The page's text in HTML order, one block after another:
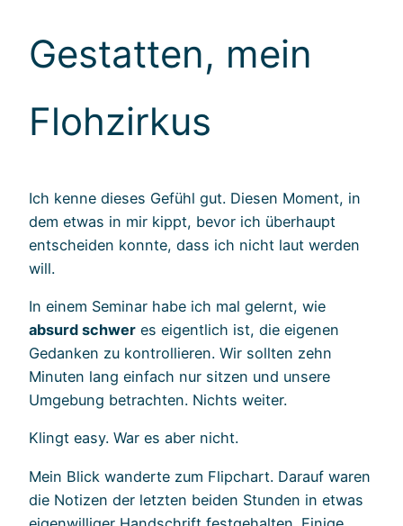
Gestatten, mein
Flohzirkus
Ich kenne dieses Gefühl gut. Diesen Moment, in
dem etwas in mir kippt, bevor ich überhaupt
entscheiden konnte, dass ich nicht laut werden
will.
In einem Seminar habe ich mal gelernt, wie
absurd schwer es eigentlich ist, die eigenen
Gedanken zu kontrollieren. Wir sollten zehn
Minuten lang einfach nur sitzen und unsere
Umgebung betrachten. Nichts weiter.
Klingt easy. War es aber nicht.
Mein Blick wanderte zum Flipchart. Darauf waren
die Notizen der letzten beiden Stunden in etwas